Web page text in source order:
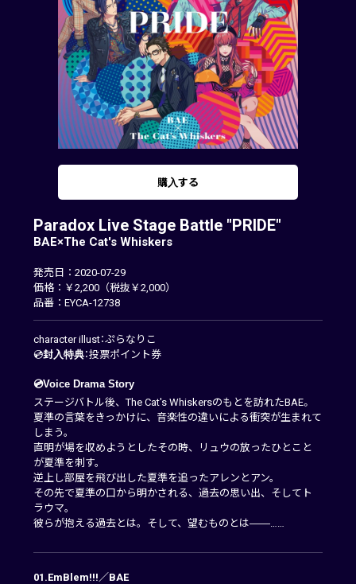
購入する
Paradox Live Stage Battle "PRIDE"
BAE×The Cat's Whiskers
発売日：2020-07-29
価格：￥2,200（税抜￥2,000）
品番：EYCA-12738
character illust：ぷらなりこ
💿封入特典：投票ポイント券
💿Voice Drama Story
ステージバトル後、The Cat's Whiskersのもとを訪れたBAE。
夏準の言葉をきっかけに、音楽性の違いによる衝突が生まれて
しまう。
直明が場を収めようとしたその時、リュウの放ったひとこと
が夏準を刺す。
逆上し部屋を飛び出した夏準を追ったアレンとアン。
その先で夏準の口から明かされる、過去の思い出、そしてト
ラウマ。
彼らが抱える過去とは。そして、望むものとは――……
01.EmBlem!!!／BAE